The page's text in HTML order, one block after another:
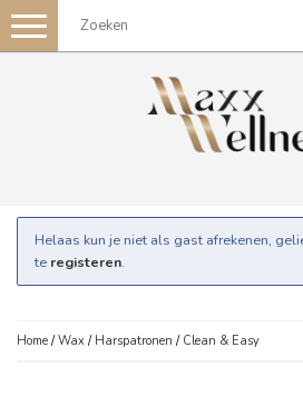
Toggle
navigation
Helaas kun je niet als gast afrekenen,
te registeren.
Home /Wax / Harspatronen / Clean & Easy